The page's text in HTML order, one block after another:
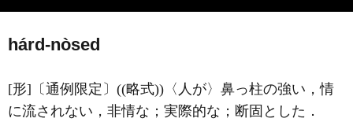
hárd-nòsed
[形] 〔通例限定〕((略式))〈人が〉鼻っ柱の強い，情
に流されない，非情な；実際的な；断固とした ．